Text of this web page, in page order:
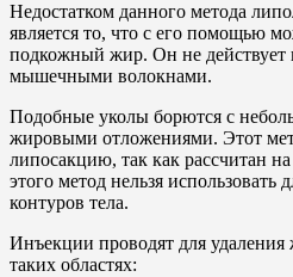
Недостатком данного метода
является то, что с его помощью
подкожный жир. Он не действует
мышечными волокнами.
Подобные уколы борются с
жировыми отложениями. Этот
липосакцию, так как рассчитан
этого метод нельзя использовать
контуров тела.
Инъекции проводят для
таких областях: